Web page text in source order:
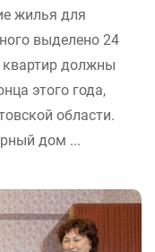
жилья для
выделено 24
квартир должны
этого года,
области.
дом ...